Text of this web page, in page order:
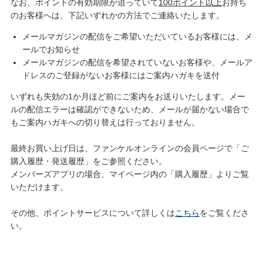
なお、ポイントの有効期限が迫っていて100ポイント以上お持ち
のお客様へは、下記いずれかの方法でご連絡いたします。
メールマガジンの配信をご希望いただいているお客様には、メ
ールでお知らせ
メールマガジンの配信を希望されていないお客様や、メールア
ドレスのご登録がないお客様にはご案内ハガキを送付
いずれも失効の1か月ほど前にご案内をお送りいたします。メー
ルの配信エラーは確認ができないため、メールが届かない場合で
もご案内ハガキへの切り替えは行っておりません。
最終お買い上げ日は、ファンケルオンラインの会員ページで「ご
購入履歴・発送履歴」をご参照ください。
メンバーズアプリの場合、マイページ内の「購入履歴」よりご覧
いただけます。
その他、ポイントサービスについて詳しくはこちらをご覧くださ
い。